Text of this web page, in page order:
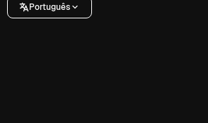
Português